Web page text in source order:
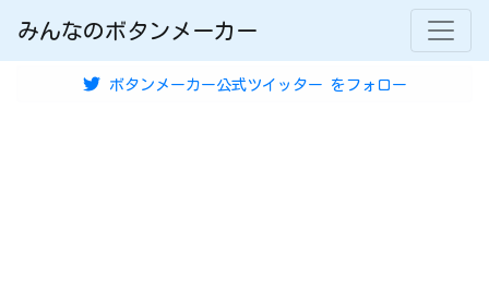
みんなのボタンメーカー
ボタンメーカー公式ツイッター をフォロー